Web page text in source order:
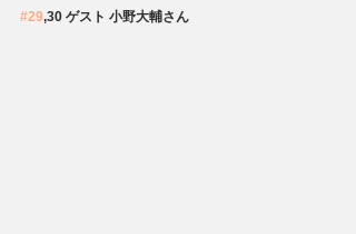
#29,30 ゲスト 小野大輔さん